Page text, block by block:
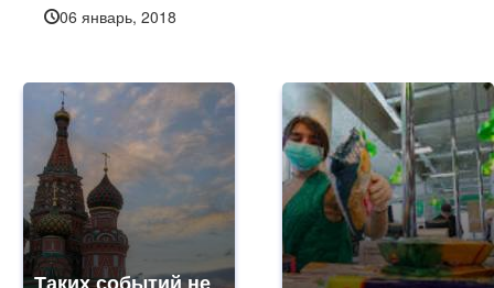
06 январь, 2018
Таких событий не